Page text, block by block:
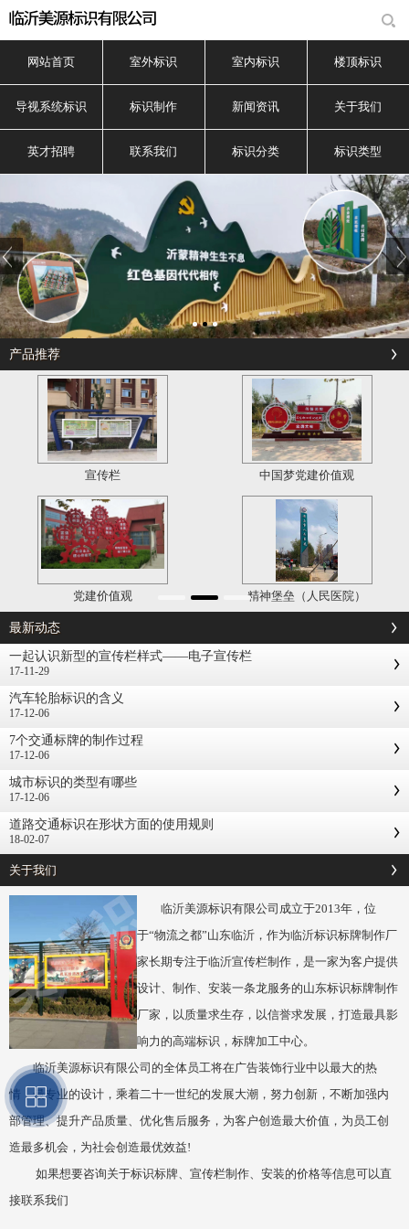
网站首页 室外标识 室内标识 楼顶标识
导视系统标识 标识制作 新闻资讯 关于我们
英才招聘 联系我们 标识分类 标识类型
产品推荐
宣传栏 中国梦党建价值观
党建价值观 精神堡垒（人民医院）
最新动态
一起认识新型的宣传栏样式——电子宣传栏
17-11-29
汽车轮胎标识的含义
17-12-06
7个交通标牌的制作过程
17-12-06
城市标识的类型有哪些
17-12-06
道路交通标识在形状方面的使用规则
18-02-07
关于我们
临沂美源标识有限公司成立于2013年，位
于“物流之都”山东临沂，作为临沂标识标牌制作厂
家长期专注于临沂宣传栏制作，是一家为客户提供
设计、制作、安装一条龙服务的山东标识标牌制作
厂家，以质量求生存，以信誉求发展，打造最具影
响力的高端标识，标牌加工中心。
临沂美源标识有限公司的全体员工将在广告装饰行业中以最大的热
情，最专业的设计，乘着二十一世纪的发展大潮，努力创新，不断加强内
部管理、提升产品质量、优化售后服务，为客户创造最大价值，为员工创
造最多机会，为社会创造最优效益!
如果想要咨询关于标识标牌、宣传栏制作、安装的价格等信息可以直
接联系我们